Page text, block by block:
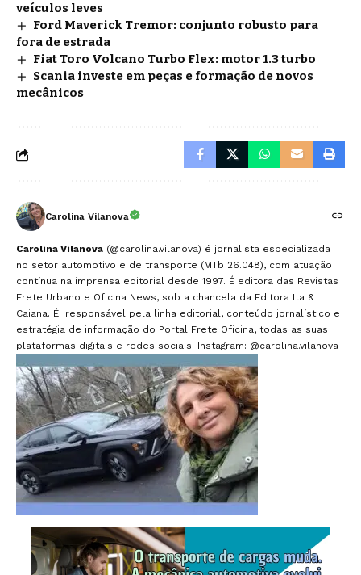
veículos leves
Ford Maverick Tremor: conjunto robusto para
fora de estrada
Fiat Toro Volcano Turbo Flex: motor 1.3 turbo
Scania investe em peças e formação de novos
mecânicos
Carolina Vilanova
Carolina Vilanova (@carolina.vilanova) é jornalista especializada
no setor automotivo e de transporte (MTb 26.048), com atuação
contínua na imprensa editorial desde 1997. É editora das Revistas
Frete Urbano e Oficina News, sob a chancela da Editora Ita &
Caiana. É responsável pela linha editorial, conteúdo jornalístico e
estratégia de informação do Portal Frete Oficina, todas as suas
plataformas digitais e redes sociais. Instagram: @carolina.vilanova